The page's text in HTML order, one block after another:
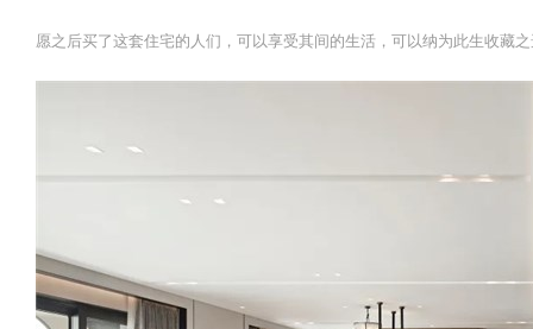
愿之后买了这套住宅的人们，可以享受其间的生活，可以纳为此生收藏